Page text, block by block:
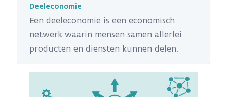
Deeleconomie
Een deeleconomie is een economisch
netwerk waarin mensen samen allerlei
producten en diensten kunnen delen.